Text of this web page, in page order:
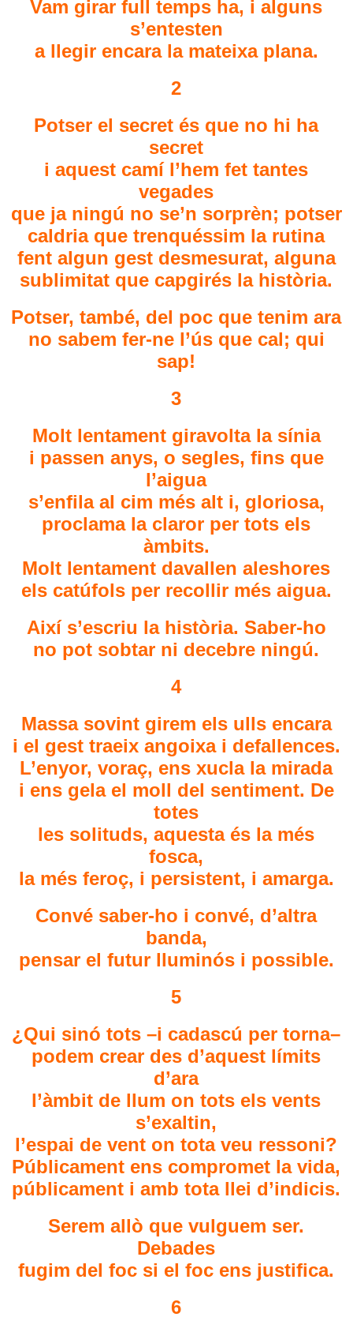
Vam girar full temps ha, i alguns
s’entesten
a llegir encara la mateixa plana.
2
Potser el secret és que no hi ha
secret
i aquest camí l’hem fet tantes
vegades
que ja ningú no se’n sorprèn; potser
caldria que trenquéssim la rutina
fent algun gest desmesurat, alguna
sublimitat que capgirés la història.
Potser, també, del poc que tenim ara
no sabem fer-ne l’ús que cal; qui
sap!
3
Molt lentament giravolta la sínia
i passen anys, o segles, fins que
l’aigua
s’enfila al cim més alt i, gloriosa,
proclama la claror per tots els
àmbits.
Molt lentament davallen aleshores
els catúfols per recollir més aigua.
Així s’escriu la història. Saber-ho
no pot sobtar ni decebre ningú.
4
Massa sovint girem els ulls encara
i el gest traeix angoixa i defallences.
L’enyor, voraç, ens xucla la mirada
i ens gela el moll del sentiment. De
totes
les solituds, aquesta és la més
fosca,
la més feroç, i persistent, i amarga.
Convé saber-ho i convé, d’altra
banda,
pensar el futur lluminós i possible.
5
¿Qui sinó tots –i cadascú per torna–
podem crear des d’aquest límits
d’ara
l’àmbit de llum on tots els vents
s’exaltin,
l’espai de vent on tota veu ressoni?
Públicament ens compromet la vida,
públicament i amb tota llei d’indicis.
Serem allò que vulguem ser.
Debades
fugim del foc si el foc ens justifica.
6